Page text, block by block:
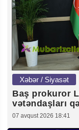
Xəbər / Siyasət
Baş prokuror
vətəndaşları
07 avqust 2026 18:41